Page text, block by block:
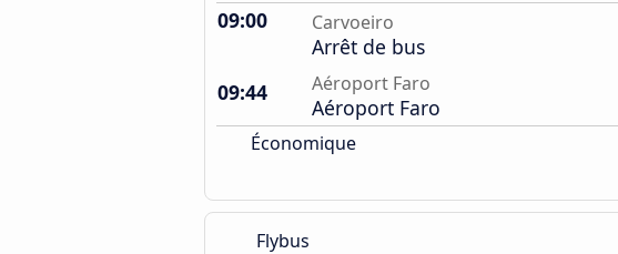
09:00 Carvoeiro
Arrêt de bus
09:44
Aéroport Faro
Aéroport Faro
Économique
Flybus